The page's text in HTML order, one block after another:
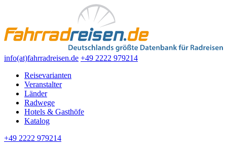
info(at)fahrradreisen.de +49 2222 979214
Reisevarianten
Veranstalter
Länder
Radwege
Hotels & Gasthöfe
Katalog
+49 2222 979214